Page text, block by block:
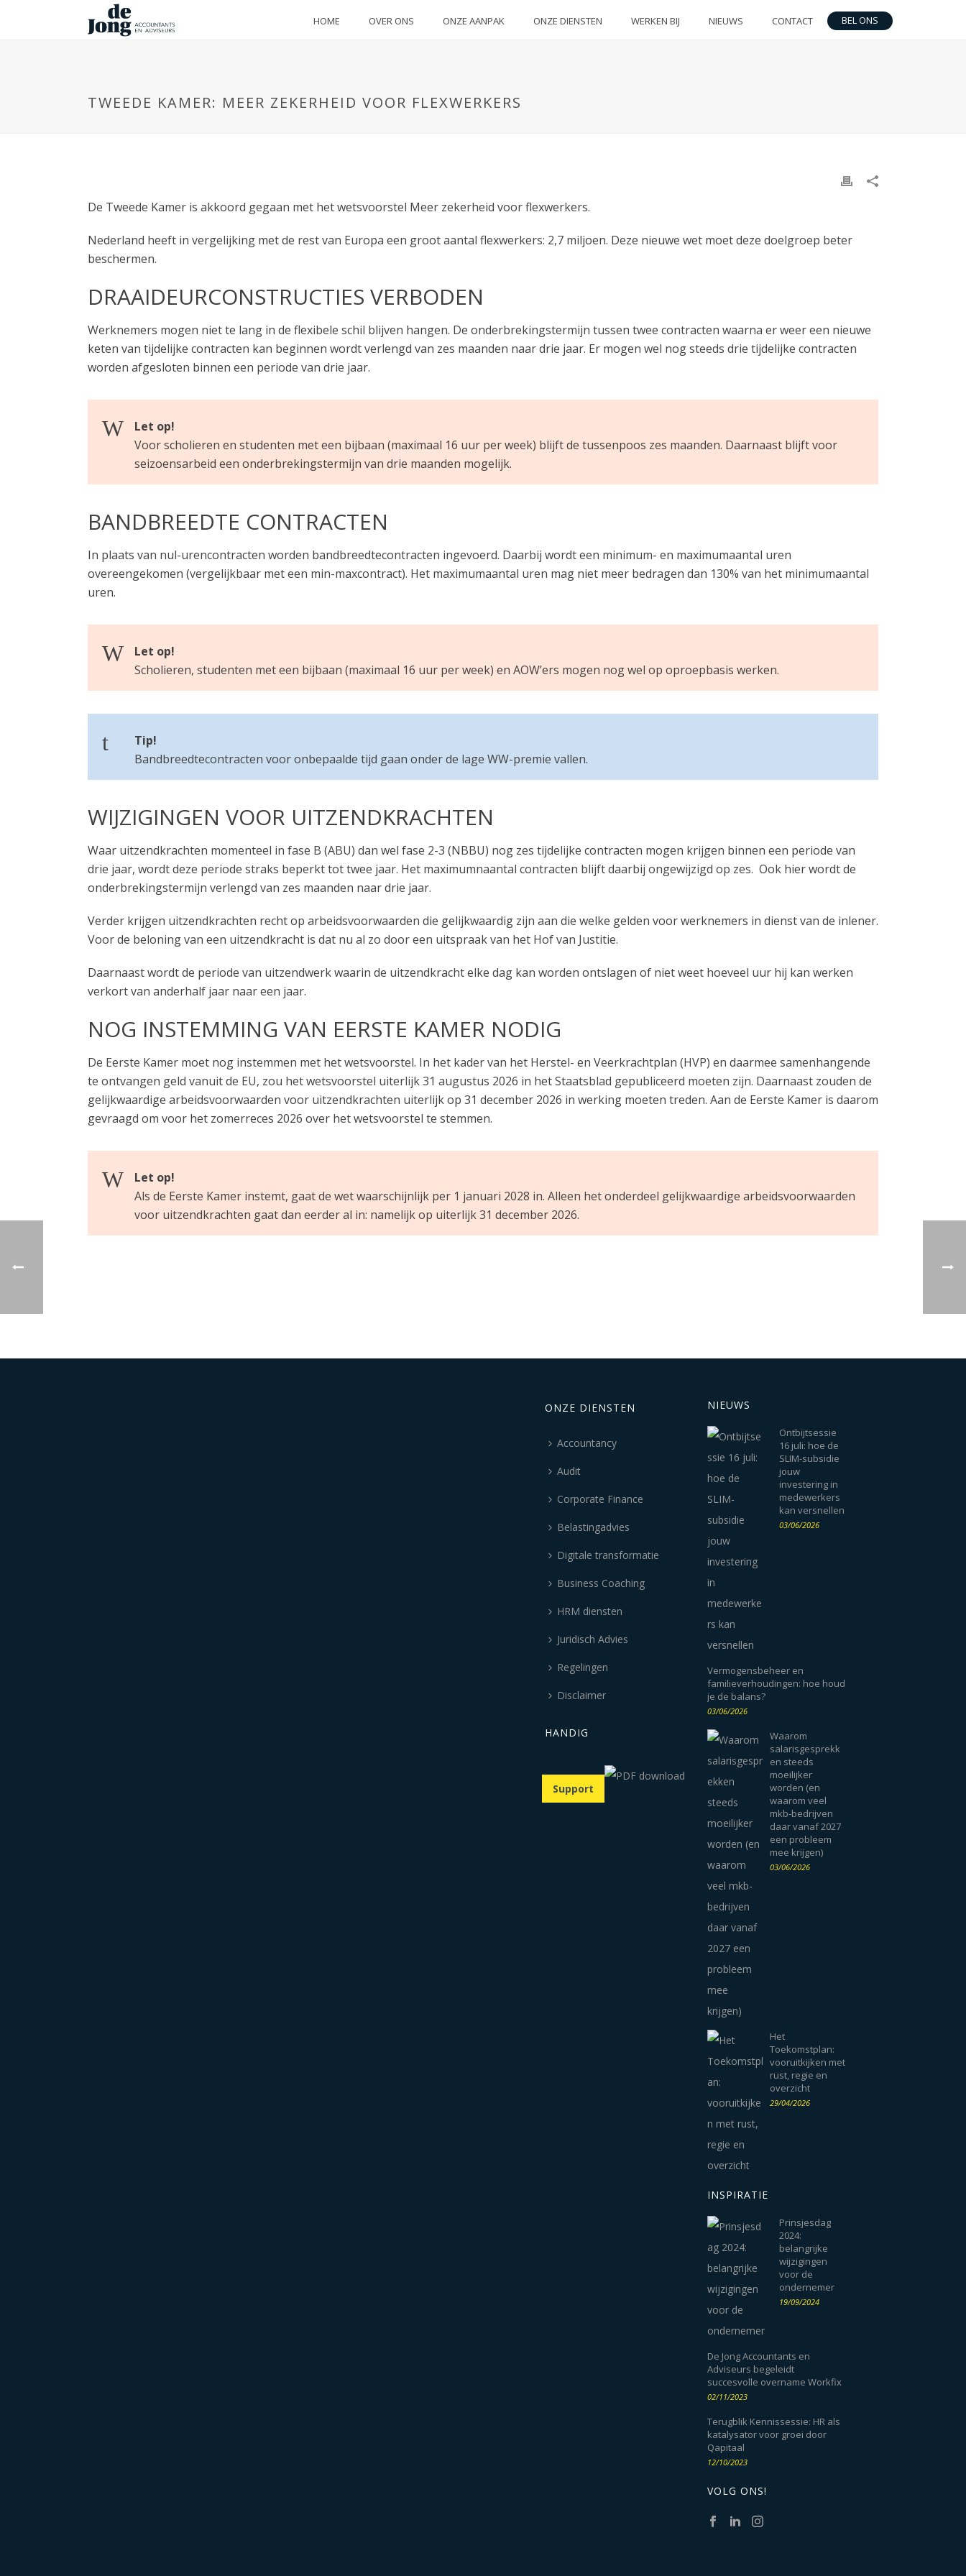
HOME OVER ONS ONZE AANPAK ONZE DIENSTEN WERKEN BIJ NIEUWS CONTACT BEL ONS
TWEEDE KAMER: MEER ZEKERHEID VOOR FLEXWERKERS
De Tweede Kamer is akkoord gegaan met het wetsvoorstel Meer zekerheid voor flexwerkers.
Nederland heeft in vergelijking met de rest van Europa een groot aantal flexwerkers: 2,7 miljoen. Deze nieuwe wet moet deze doelgroep beter
beschermen.
DRAAIDEURCONSTRUCTIES VERBODEN
Werknemers mogen niet te lang in de flexibele schil blijven hangen. De onderbrekingstermijn tussen twee contracten waarna er weer een nieuwe
keten van tijdelijke contracten kan beginnen wordt verlengd van zes maanden naar drie jaar. Er mogen wel nog steeds drie tijdelijke contracten
worden afgesloten binnen een periode van drie jaar.
Let op!
Voor scholieren en studenten met een bijbaan (maximaal 16 uur per week) blijft de tussenpoos zes maanden. Daarnaast blijft voor
seizoensarbeid een onderbrekingstermijn van drie maanden mogelijk.
BANDBREEDTE CONTRACTEN
In plaats van nul-urencontracten worden bandbreedtecontracten ingevoerd. Daarbij wordt een minimum- en maximumaantal uren
overeengekomen (vergelijkbaar met een min-maxcontract). Het maximumaantal uren mag niet meer bedragen dan 130% van het minimumaantal
uren.
Let op!
Scholieren, studenten met een bijbaan (maximaal 16 uur per week) en AOW’ers mogen nog wel op oproepbasis werken.
Tip!
Bandbreedtecontracten voor onbepaalde tijd gaan onder de lage WW-premie vallen.
WIJZIGINGEN VOOR UITZENDKRACHTEN
Waar uitzendkrachten momenteel in fase B (ABU) dan wel fase 2-3 (NBBU) nog zes tijdelijke contracten mogen krijgen binnen een periode van
drie jaar, wordt deze periode straks beperkt tot twee jaar. Het maximumnaantal contracten blijft daarbij ongewijzigd op zes. Ook hier wordt de
onderbrekingstermijn verlengd van zes maanden naar drie jaar.
Verder krijgen uitzendkrachten recht op arbeidsvoorwaarden die gelijkwaardig zijn aan die welke gelden voor werknemers in dienst van de inlener.
Voor de beloning van een uitzendkracht is dat nu al zo door een uitspraak van het Hof van Justitie.
Daarnaast wordt de periode van uitzendwerk waarin de uitzendkracht elke dag kan worden ontslagen of niet weet hoeveel uur hij kan werken
verkort van anderhalf jaar naar een jaar.
NOG INSTEMMING VAN EERSTE KAMER NODIG
De Eerste Kamer moet nog instemmen met het wetsvoorstel. In het kader van het Herstel- en Veerkrachtplan (HVP) en daarmee samenhangende
te ontvangen geld vanuit de EU, zou het wetsvoorstel uiterlijk 31 augustus 2026 in het Staatsblad gepubliceerd moeten zijn. Daarnaast zouden de
gelijkwaardige arbeidsvoorwaarden voor uitzendkrachten uiterlijk op 31 december 2026 in werking moeten treden. Aan de Eerste Kamer is daarom
gevraagd om voor het zomerreces 2026 over het wetsvoorstel te stemmen.
Let op!
Als de Eerste Kamer instemt, gaat de wet waarschijnlijk per 1 januari 2028 in. Alleen het onderdeel gelijkwaardige arbeidsvoorwaarden
voor uitzendkrachten gaat dan eerder al in: namelijk op uiterlijk 31 december 2026.
ONZE DIENSTEN
Accountancy
Audit
Corporate Finance
Belastingadvies
Digitale transformatie
Business Coaching
HRM diensten
Juridisch Advies
Regelingen
Disclaimer
HANDIG
Support
NIEUWS
Ontbijtsessie
16 juli: hoe de
SLIM-subsidie
jouw
investering in
medewerkers
kan versnellen
03/06/2026
Vermogensbeheer en
familieverhoudingen: hoe houd
je de balans?
03/06/2026
Waarom
salarisgesprekk
en steeds
moeilijker
worden (en
waarom veel
mkb-bedrijven
daar vanaf 2027
een probleem
mee krijgen)
03/06/2026
Het
Toekomstplan:
vooruitkijken met
rust, regie en
overzicht
29/04/2026
INSPIRATIE
Prinsjesdag
2024:
belangrijke
wijzigingen
voor de
ondernemer
19/09/2024
De Jong Accountants en
Adviseurs begeleidt
succesvolle overname Workfix
02/11/2023
Terugblik Kennissessie: HR als
katalysator voor groei door
Qapitaal
12/10/2023
VOLG ONS!